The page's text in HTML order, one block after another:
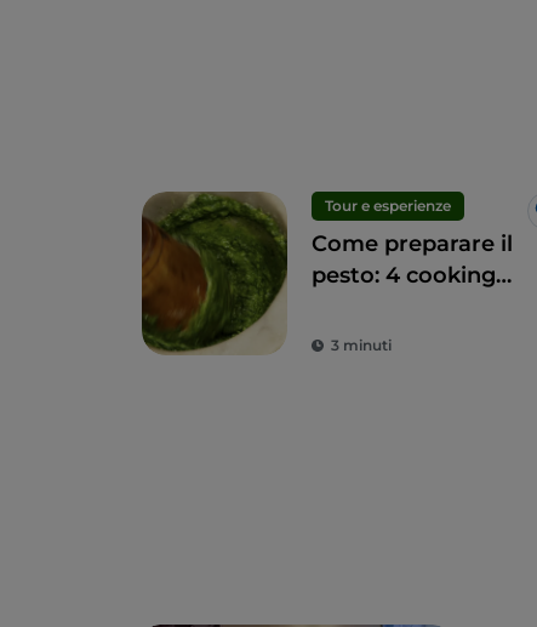
Tour e esperienze
Come preparare il
pesto: 4 cooking
Liguria
3 minuti